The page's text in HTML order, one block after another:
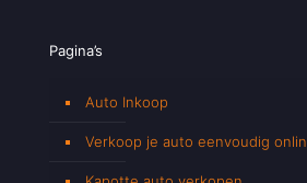
Pagina’s
Auto Inkoop
Verkoop je auto eenvoudig